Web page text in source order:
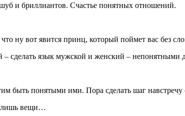
и бриллиантов. Счастье понятных отношений.
ну вот явится принц, который поймет вас без
сделать язык мужской и женский – непонятными
быть понятыми ими. Пора сделать шаг
лишь вещи…